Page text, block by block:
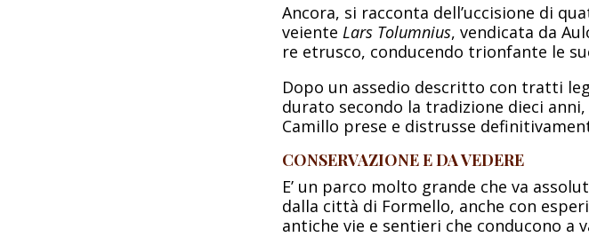
Ancora, si racconta dell’uccisione di
veiente Lars Tolumnius, vendicata da
re etrusco, conducendo trionfante le
Dopo un assedio descritto con tratti
durato secondo la tradizione dieci
Camillo prese e distrusse
CONSERVAZIONE E DA VEDERE
E’ un parco molto grande che va
dalla città di Formello, anche con
antiche vie e sentieri che conducono a